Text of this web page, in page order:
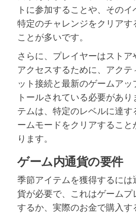
トに参加することや、その
特定のチャレンジをクリアす
ことが多いです。
さらに、プレイヤーはスト
アクセスするために、アクテ
ット接続と最新のゲームア
トールされている必要があ
テムは、特定のレベルに達
ームモードをクリアするこ
ります。
ゲーム内通貨の要件
季節アイテムを獲得するには
貨が必要で、これはゲーム
するか、実際のお金で購入す